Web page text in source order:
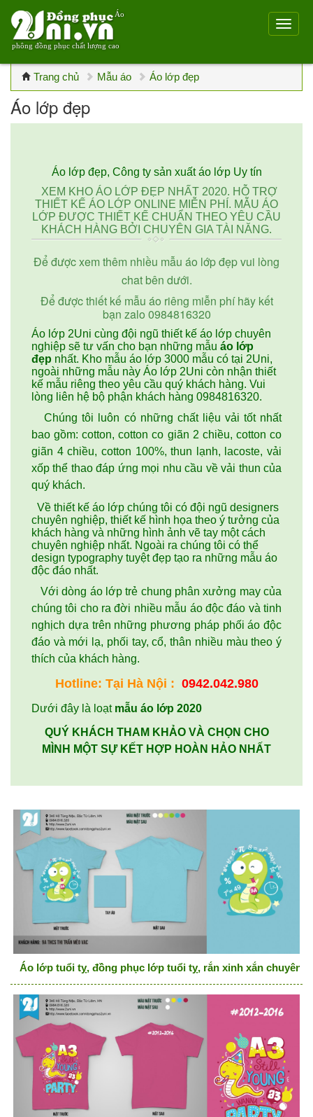
Áo
phông đồng phục chất lượng cao
Trang chủ Mẫu áo Áo lớp đẹp
Áo lớp đẹp
Áo lớp đẹp, Công ty sản xuất áo lớp Uy tín
XEM KHO ÁO LỚP ĐẸP NHẤT 2020. HỖ TRỢ
THIẾT KẾ ÁO LỚP ONLINE MIỄN PHÍ. MẪU ÁO
LỚP ĐƯỢC THIẾT KẾ CHUẨN THEO YÊU CẦU
KHÁCH HÀNG BỞI CHUYÊN GIA TÀI NĂNG.
Để được xem thêm nhiều mẫu áo lớp đẹp vui lòng
chat bên dưới.
Để được thiết kế mẫu áo riêng miễn phí hãy kết
bạn zalo 0984816320
Áo lớp 2Uni cùng đội ngũ thiết kế áo lớp chuyên
nghiệp sẽ tư vấn cho bạn những mẫu áo lớp
đẹp nhất. Kho mẫu áo lớp 3000 mẫu có tại 2Uni,
ngoài những mẫu này Áo lớp 2Uni còn nhận thiết
kế mẫu riêng theo yêu cầu quý khách hàng. Vui
lòng liên hệ bộ phận khách hàng 0984816320.
Chúng tôi luôn có những chất liệu vải tốt nhất
bao gồm: cotton, cotton co giãn 2 chiều, cotton co
giãn 4 chiều, cotton 100%, thun lạnh, lacoste, vải
xốp thể thao đáp ứng mọi nhu cầu về vải thun của
quý khách.
Về thiết kế áo lớp chúng tôi có đội ngũ designers
chuyên nghiệp, thiết kế hình họa theo ý tưởng của
khách hàng và những hình ảnh vẽ tay một cách
chuyên nghiệp nhất. Ngoài ra chúng tôi có thể
design typography tuyệt đẹp tạo ra những mẫu áo
độc đáo nhất.
Với dòng áo lớp trẻ chung phân xưởng may của
chúng tôi cho ra đời nhiều mẫu áo độc đáo và tinh
nghịch dựa trên những phương pháp phối áo độc
đáo và mới lạ, phối tay, cổ, thân nhiều màu theo ý
thích của khách hàng.
Hotline: Tại Hà Nội : 0942.042.980
Dưới đây là loạt mẫu áo lớp 2020
QUÝ KHÁCH THAM KHẢO VÀ CHỌN CHO
MÌNH MỘT SỰ KẾT HỢP HOÀN HẢO NHẤT
Áo lớp tuổi tỵ, đồng phục lớp tuổi tỵ, rắn xinh xắn chuyên